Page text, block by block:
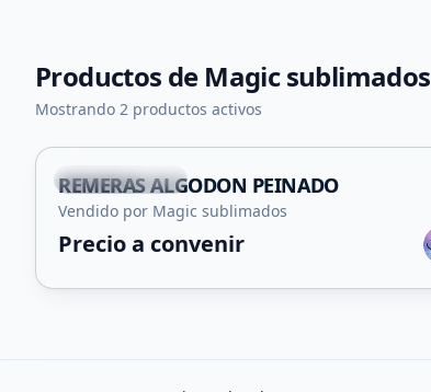
Productos de Magic sublimados
Mostrando 2 productos activos
Villa Mercedes
REMERAS ALGODON PEINADO
Vendido por Magic sublimados
Precio a convenir